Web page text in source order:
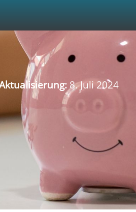
8. Juli 2024